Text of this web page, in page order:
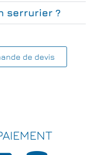
serrurier ?
de devis